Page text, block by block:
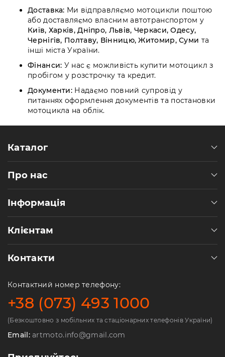
Доставка: Ми відправляємо мотоцикли поштою
або доставляємо власним автотранспортом у
Київ, Харків, Дніпро, Львів, Черкаси, Одесу,
Чернігів, Полтаву, Вінницю, Житомир, Суми та
інші міста України.
Фінанси: У нас є можливість купити мотоцикл з
пробігом у розстрочку та кредит.
Документи: Надаємо повний супровід у
питаннях оформлення документів та постановки
мотоцикла на облік.
Каталог
Про нас
Інформація
Клієнтам
Контакти
Контактний номер телефону:
+38 (073) 493 1000
(Безкоштовно з мобільних та стаціонарних телефонів України)
Email:artmoto.info@gmail.com